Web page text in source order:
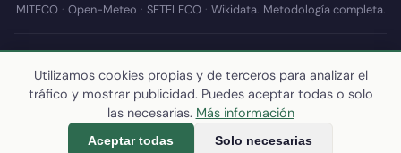
MITECO· Open-Meteo · SETELECO· Wikidata. Metodología completa.
© 2026 Callejear.com — Directorio municipal de España con datos
abiertos. Desarrollado y mantenido porYoel Castaño.
Última actualización de esta página:10 de julio de 2026
calculamos los datos
Utilizamos cookies propias y de terceros para analizar el
tráfico y mostrar publicidad. Puedes aceptar todas o solo
las necesarias. Más información
Aceptar todas Solo necesarias